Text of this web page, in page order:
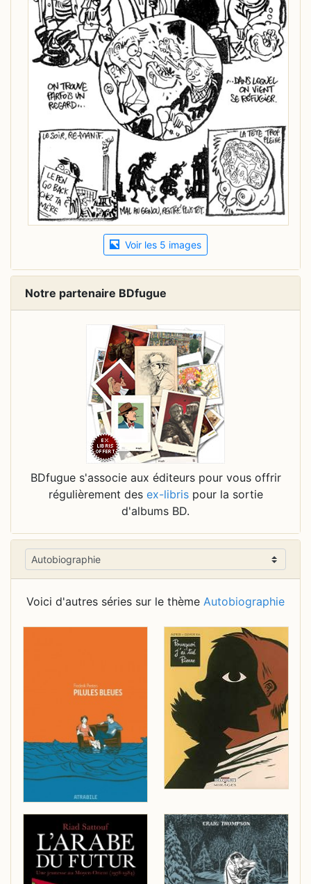
Voir les 5 images
Notre partenaire BDfugue
BDfugue s'associe aux éditeurs pour vous offrir
régulièrement des ex-librispour la sortie
d'albums BD.
Voici d'autres séries sur le thème Autobiographie